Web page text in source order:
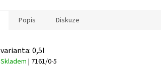
Popis Diskuze
varianta: 0,5l
Skladem | 7161/0-5